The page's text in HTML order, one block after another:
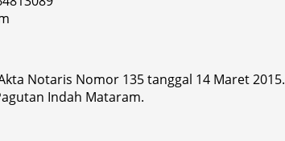
Notaris Nomor 135 tanggal 14 Maret 2015.
Indah Mataram.